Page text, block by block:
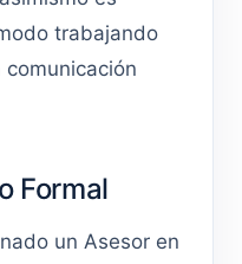
trabajando
Formal
un Asesor en